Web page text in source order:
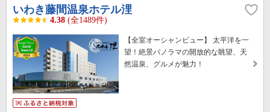
いわき藤間温泉ホテル浬
4.38 (全1489件)
【全室オーシャンビュー】 太平洋を一
望！絶景パノラマの開放的な眺望、天
然温泉、グルメが魅力！